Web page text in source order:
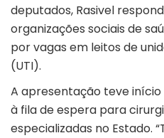
deputados, Rasivel
organizações sociais de
por vagas em leitos de
(UTI).
A apresentação teve
à fila de espera para
especializadas no Estado.